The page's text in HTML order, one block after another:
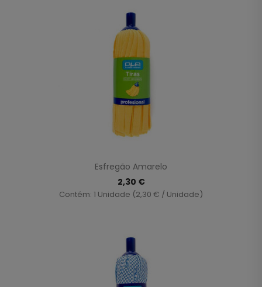
Esfregão Amarelo
2,30 €
Contém: 1 Unidade (2,30 € / Unidade)